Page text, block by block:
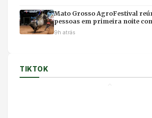
Mato Grosso AgroFestival
pessoas em primeira noite
shows em Cuiabá
9h atrás
TIKTOK